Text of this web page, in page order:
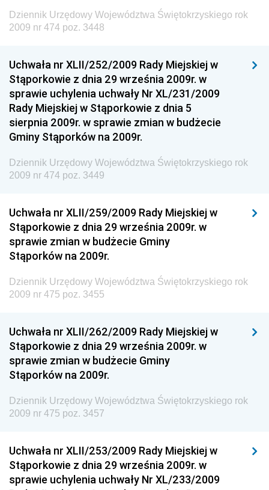
Dziennik Urzędowy Ministra Finansów, Inwestycji i
Rozwoju
Dziennik Urzędowy Ministra Sportu
Dziennik Urzędowy Ministra Funduszy i Polityki
Regionalnej
Dziennik Urzędowy Ministra Aktywów Państwowych
Dziennik Urzędowy Ministra Zdrowia
Dziennik Urzędowy Ministra Środowiska i Głównego
Inspektora Ochrony Środowiska
Dziennik Urzędowy Ministerstwa Kultury, Dziedzictwa
Narodowego i Sportu
Dziennik Urzędowy Ministra Finansów, Funduszy i
Dziennik Urzędowy Ministra Rozwoju, Pracy i
Dziennik Urzędowy Ministra Kultury, Dziedzictwa
Narodowego i Sportu
Dziennik Urzędowy Ministra Rodziny i Polityki
Społecznej
Dziennik Urzędowy Komendy Głównej Straży
Granicznej
Drogowego
Dziennik Urzędowy Narodowego Banku Polskiego
Dziennik Urzędowy Komendy Głównej Policji
Dziennik Urzędowy Województwa Świętokrzyskiego rok
2009 nr 474 poz. 3448
Uchwała nr XLII/252/2009 Rady Miejskiej w
Stąporkowie z dnia 29 września 2009r. w
sprawie uchylenia uchwały Nr XL/231/2009
Rady Miejskiej w Stąporkowie z dnia 5
sierpnia 2009r. w sprawie zmian w budżecie
Gminy Stąporków na 2009r.
Dziennik Urzędowy Województwa Świętokrzyskiego rok
2009 nr 474 poz. 3449
Uchwała nr XLII/259/2009 Rady Miejskiej w
Stąporkowie z dnia 29 września 2009r. w
sprawie zmian w budżecie Gminy
Stąporków na 2009r.
Dziennik Urzędowy Województwa Świętokrzyskiego rok
2009 nr 475 poz. 3455
Uchwała nr XLII/262/2009 Rady Miejskiej w
Stąporkowie z dnia 29 września 2009r. w
sprawie zmian w budżecie Gminy
Stąporków na 2009r.
Dziennik Urzędowy Województwa Świętokrzyskiego rok
2009 nr 475 poz. 3457
Uchwała nr XLII/253/2009 Rady Miejskiej w
Stąporkowie z dnia 29 września 2009r. w
sprawie uchylenia uchwały Nr XL/233/2009